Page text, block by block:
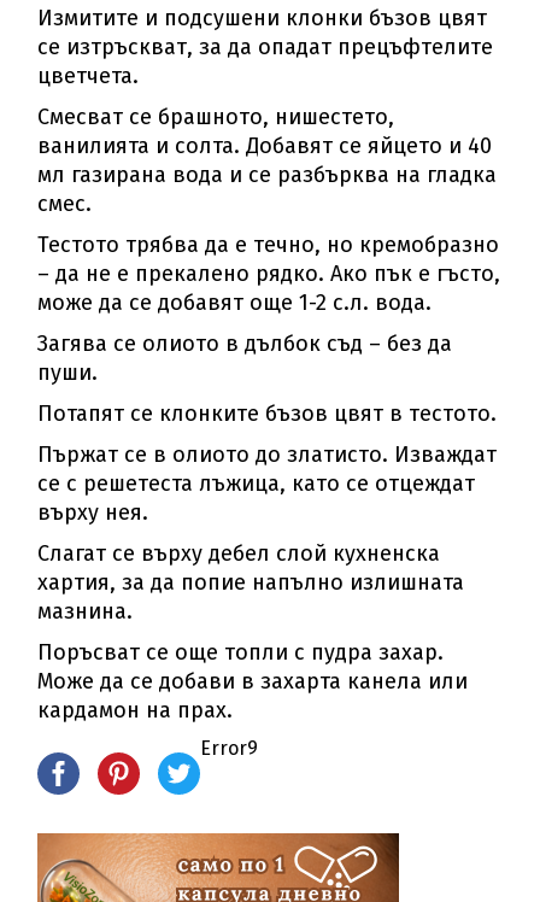
Измитите и подсушени клонки бъзов цвят
се изтръскват, за да опадат прецъфтелите
цветчета.
Смесват се брашното, нишестето,
ванилията и солта. Добавят се яйцето и 40
мл газирана вода и се разбърква на гладка
смес.
Тестото трябва да е течно, но кремобразно
– да не е прекалено рядко. Ако пък е гъсто,
може да се добавят още 1-2 с.л. вода.
Загява се олиото в дълбок съд – без да
пуши.
Потапят се клонките бъзов цвят в тестото.
Пържат се в олиото до златисто. Изваждат
се с решетеста лъжица, като се отцеждат
върху нея.
Слагат се върху дебел слой кухненска
хартия, за да попие напълно излишната
мазнина.
Поръсват се още топли с пудра захар.
Може да се добави в захарта канела или
кардамон на прах.
Error9